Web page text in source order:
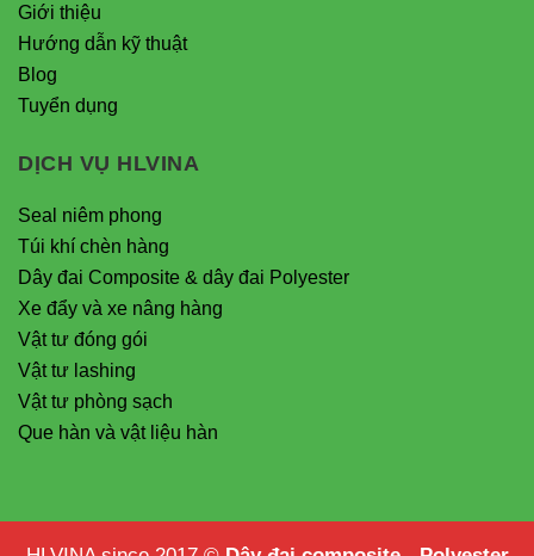
Giới thiệu
Hướng dẫn kỹ thuật
Blog
Tuyển dụng
DỊCH VỤ HLVINA
Seal niêm phong
Túi khí chèn hàng
Dây đai Composite & dây đai Polyester
Xe đẩy và xe nâng hàng
Vật tư đóng gói
Vật tư lashing
Vật tư phòng sạch
Que hàn và vật liệu hàn